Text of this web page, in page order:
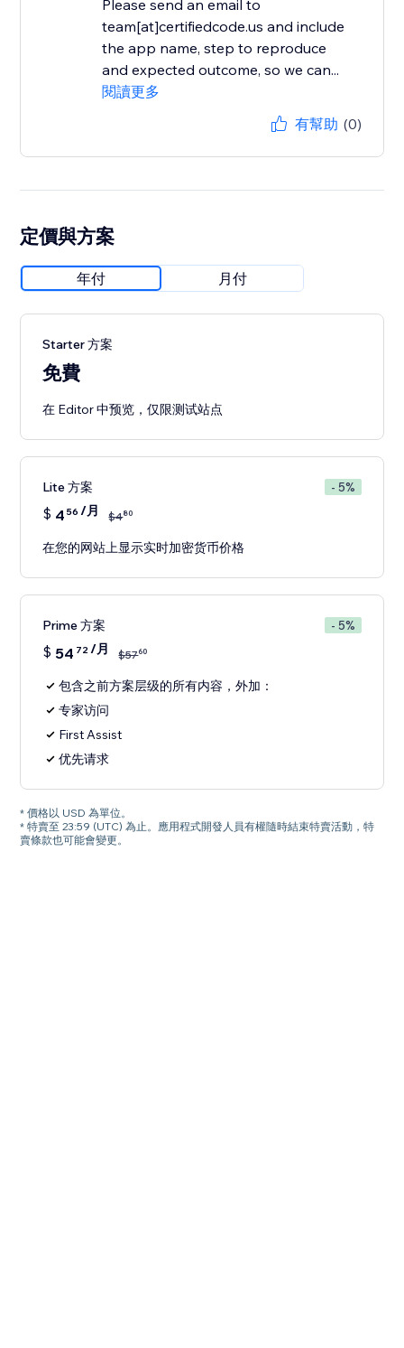
Please send an email to
team[at]certifiedcode.us and include
the app name, step to reproduce
and expected outcome, so we can...
閱讀更多
有幫助 (0)
定價與方案
年付 月付
Starter 方案
免費
在 Editor 中预览，仅限测试站点
Lite 方案 - 5%
$ 4 56 /月 $480
在您的网站上显示实时加密货币价格
Prime 方案 - 5%
$ 54 72/月 $5760
包含之前方案层级的所有内容，外加：
专家访问
First Assist
优先请求
* 價格以 USD 為單位。
* 特賣至 23:59 (UTC) 為止。應用程式開發人員有權隨時結束特賣活動，特
賣條款也可能會變更。